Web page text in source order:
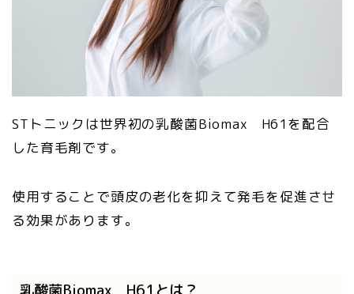
STトニックは世界初の乳酸菌Biomax H61を配合
した育毛剤です。
使用することで頭皮の老化を抑えて発毛を促進させ
る効果があります。